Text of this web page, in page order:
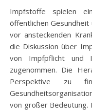
Impfstoffe spielen eine entscheidende Rolle in der
öffentlichen Gesundheit
vor ansteckenden
die Diskussion über
von Impfpflicht und
zugenommen. Die
Perspektive zu
von großer Bedeutung.